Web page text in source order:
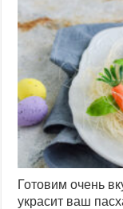
Готовим очень
украсит ваш